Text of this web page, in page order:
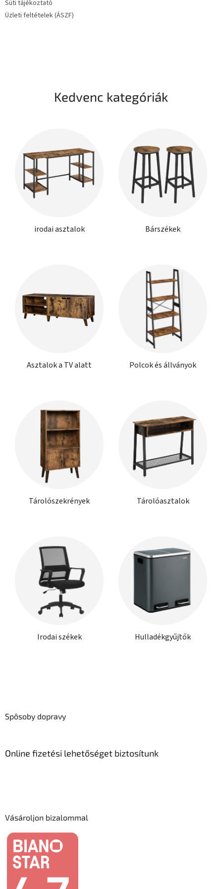
Süti tájékoztató
Üzleti feltételek (ÁSZF)
Kedvenc kategóriák
irodai asztalok Bárszékek
Asztalok a TV alatt Polcok és állványok
Tárolószekrények Tárolóasztalok
Irodai székek Hulladékgyűjtők
Spôsoby dopravy
Online fizetési lehetőséget biztosítunk
Vásároljon bizalommal